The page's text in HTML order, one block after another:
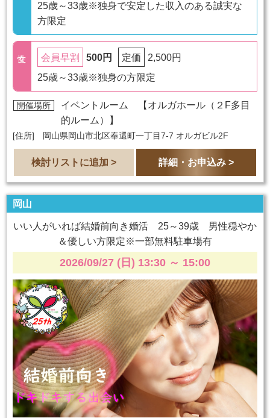
25歳～33歳※独身で安定した収入のある誠実な
方限定
会員早割 500円 定価
2,500円
25歳～33歳※独身の方限定
開催場所 イベントルーム 【 オルガホール（２F多目
的ルーム）
】
[住所] 岡山県岡山市北区奉還町一丁目7-7 オルガビル2F
検討リストに追加 > 詳細・お申込み >
岡山
いい人がいれば結婚前向き婚活 25～39歳 男性穏やか
＆優しい方限定※一部無料駐車場有
2026/09/27 (日) 13:30 ～ 15:00